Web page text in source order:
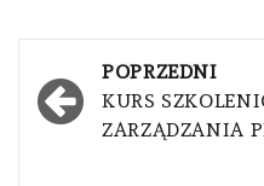
Nawigacja
wpisu
POPRZEDNI
KURS
ZARZĄDZANIA